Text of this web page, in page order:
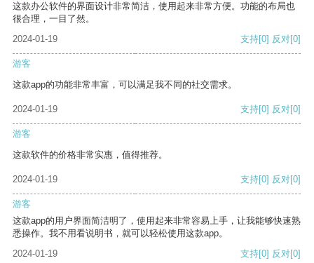
这款办公软件的界面设计非常简洁，使用起来非常方便。功能的布局也
很合理，一目了然。
2024-01-19
支持[0] 反对[0]
游客
这款app的功能非常丰富，可以满足我不同的社交需求。
2024-01-19 支持[0] 反对[0]
游客
这款软件的价格非常实惠，值得推荐。
2024-01-19 支持[0] 反对[0]
游客
这款app的用户界面简洁明了，使用起来非常容易上手，让我能够快速熟
悉操作。我不用看说明书，就可以轻松使用这款app。
2024-01-19
支持[0] 反对[0]